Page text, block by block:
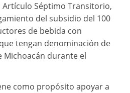
Séptimo Transitorio,
del subsidio del 100
de bebida con
tengan denominación de
Michoacán durante el
como propósito apoyar a